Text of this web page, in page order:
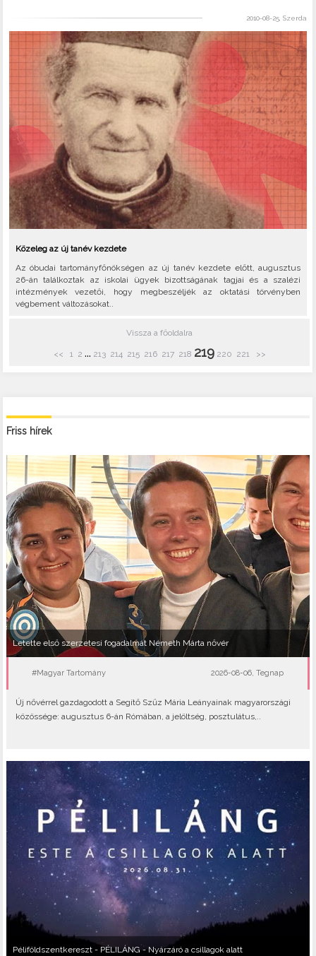
2010-08-25, Szerda
Közeleg az új tanév kezdete
Az óbudai tartományfőnökségen az új tanév kezdete előtt, augusztus
26-án találkoztak az iskolai ügyek bizottságának tagjai és a szalézi
intézmények vezetői, hogy megbeszéljék az oktatási törvényben
végbement változásokat..
Vissza a főoldalra
<< 1 2 ... 213 214 215 216 217 218 219 220 221 >>
Friss hírek
Letette első szerzetesi fogadalmát Németh Márta nővér
#Magyar Tartomány 2026-08-06, Tegnap
Új nővérrel gazdagodott a Segítő Szűz Mária Leányainak magyarországi
közössége: augusztus 6-án Rómában, a jelöltség, posztulátus,..
Péliföldszentkereszt - PÉLILÁNG - Nyárzáró a csillagok alatt